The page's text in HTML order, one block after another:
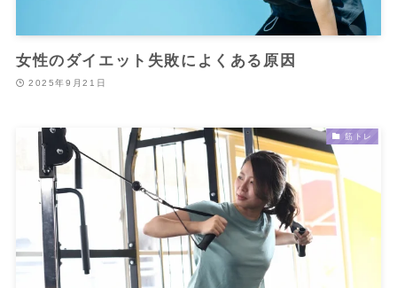
女性のダイエット失敗によくある原因
2025年9月21日
筋トレ